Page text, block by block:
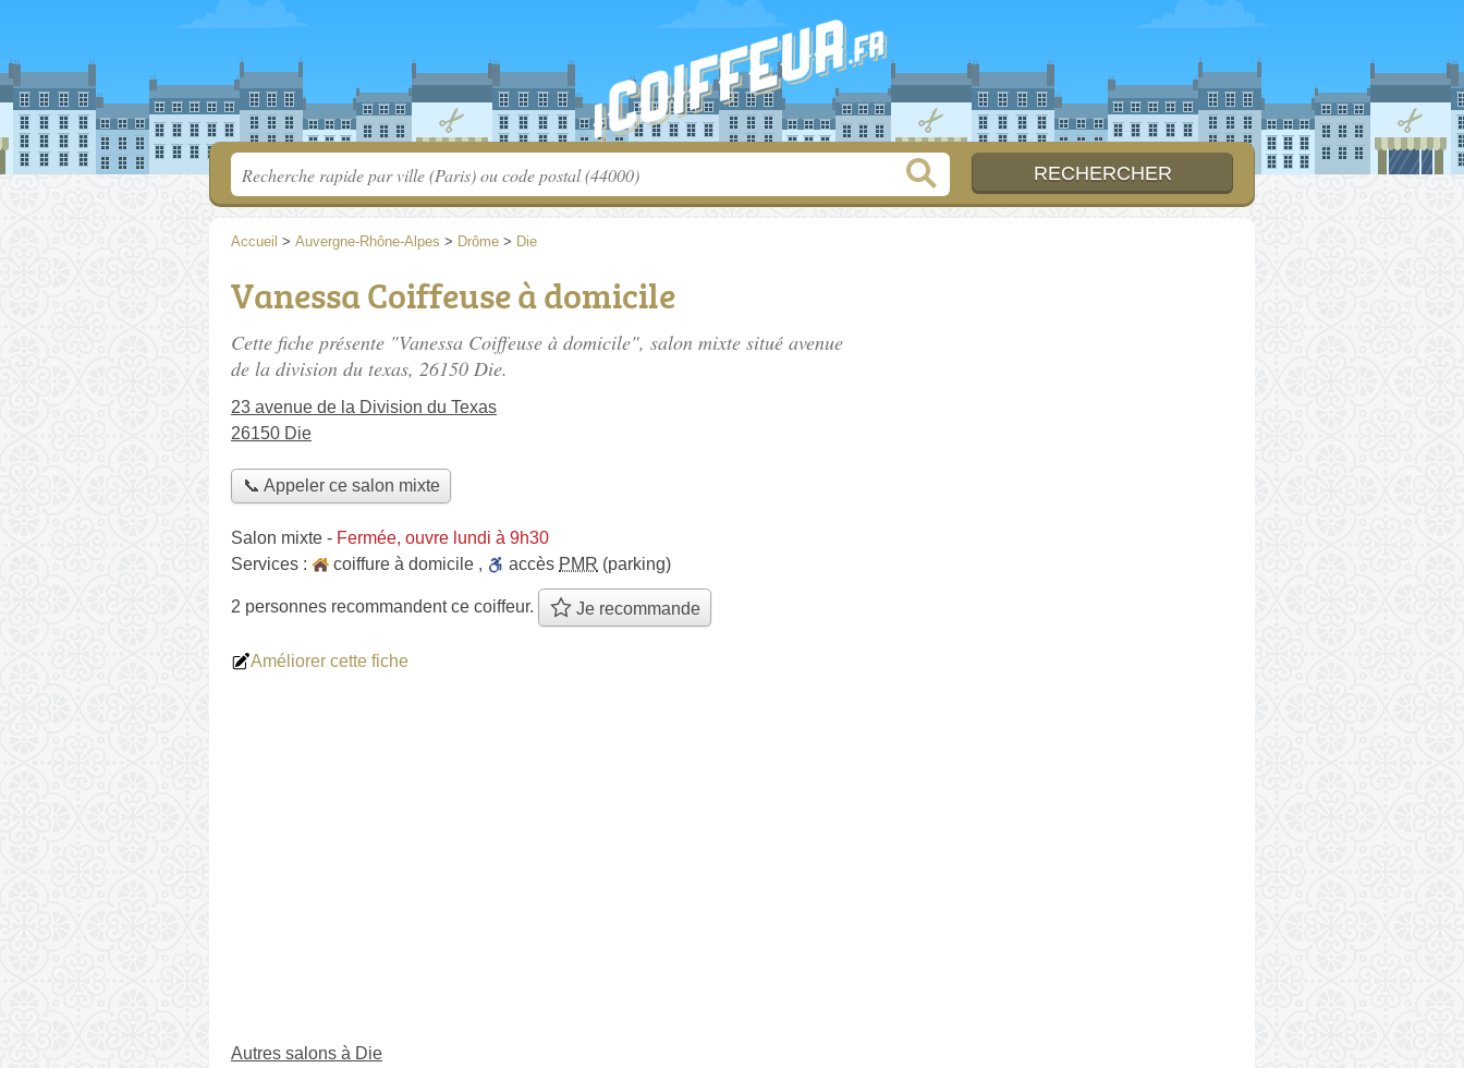
Accueil > Auvergne-Rhône-Alpes > Drôme > Die
Vanessa Coiffeuse à domicile
Cette fiche présente "Vanessa Coiffeuse à domicile", salon mixte situé avenue
de la division du texas, 26150 Die.
23 avenue de la Division du Texas
26150 Die
📞 Appeler ce salon mixte
Salon mixte - Fermée, ouvre lundi à 9h30
Services :
coiffure à domicile , accès PMR (parking)
2 personnes recommandentce coiffeur. Je recommande
Améliorer cette fiche
Autres salons à Die